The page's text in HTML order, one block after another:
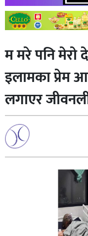
म मरे पनि मेरो
इलामका प्रेम
लगाएर